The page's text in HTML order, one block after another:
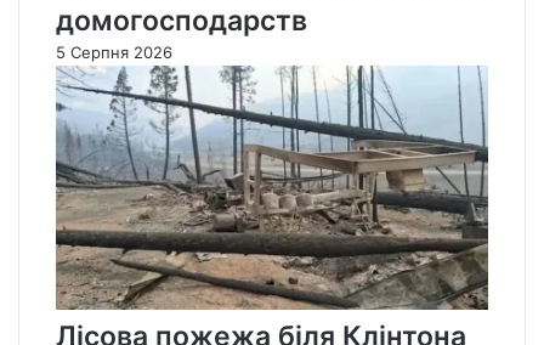
домогосподарств
5 Серпня 2026
Лісова пожежа біля Клінтона